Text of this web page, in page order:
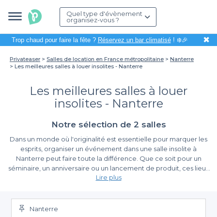
Quel type d'évènement
organisez-vous ?
Trop chaud pour faire la fête ? Réservez un bar climatisé! ❄️🎉 ✖
Privateaser Salles de location en France métropolitaine
Nanterre
Les meilleures salles à louer insolites - Nanterre
Les meilleures salles à louer
insolites - Nanterre
Notre sélection de 2 salles
Dans un monde où l'originalité est essentielle pour marquer les
esprits, organiser un événement dans une salle insolite à
Nanterre peut faire toute la différence. Que ce soit pour un
séminaire, un anniversaire ou un lancement de produit, ces lieux
atypiques vous permettront de sortir des sentiers battus et
la scène vibrante de La Défense, Nanterre dispose de divers
établissements qui sauront séduire par leur caractère unique.
Un choix diversifié et captivant
Sur Privateaser, nous vous proposons un large éventail de salles
Lire plus
Nanterre